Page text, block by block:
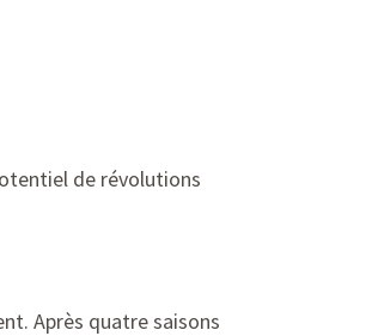
de révolutions
Après quatre saisons